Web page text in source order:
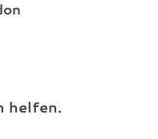
helfen.